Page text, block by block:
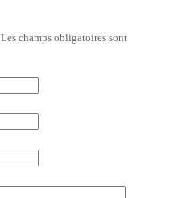
Les champs obligatoires sont